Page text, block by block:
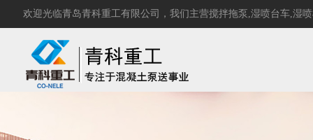
欢迎光临青岛青科重工有限公司，我们主营搅拌拖泵 ,湿喷台车,湿